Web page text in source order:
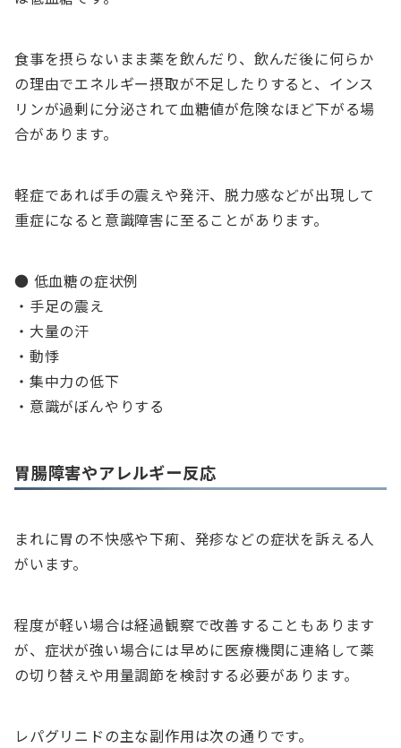
食事を摂らないまま薬を飲んだり、飲んだ後に何らか
の理由でエネルギー摂取が不足したりすると、インス
リンが過剰に分泌されて血糖値が危険なほど下がる場
合があります。
軽症であれば手の震えや発汗、脱力感などが出現して
重症になると意識障害に至ることがあります。
● 低血糖の症状例
・手足の震え
・大量の汗
・動悸
・集中力の低下
・意識がぼんやりする
胃腸障害やアレルギー反応
まれに胃の不快感や下痢、発疹などの症状を訴える人
がいます。
程度が軽い場合は経過観察で改善することもあります
が、症状が強い場合には早めに医療機関に連絡して薬
の切り替えや用量調節を検討する必要があります。
レパグリニドの主な副作用は次の通りです。